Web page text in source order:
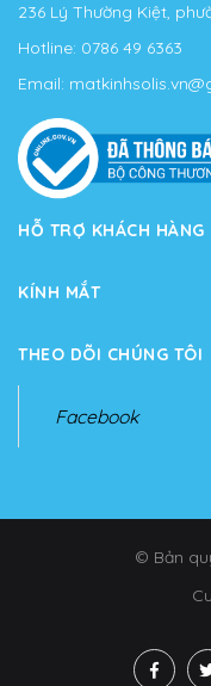
236 Lý Thường Kiệt,
Hotline: 0786 49 6363
Email:
HỖ TRỢ KHÁCH HÀNG
KÍNH MẮT
THEO DÕI CHÚNG TÔI
Facebook
© Bản